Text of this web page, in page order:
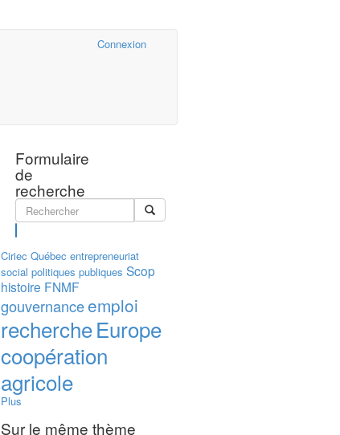
Connexion
Formulaire
de
recherche
Ciriec Québec entrepreneuriat
social politiques publiques Scop
histoire FNMF
gouvernanceemploi
rechercheEurope
coopération
agricole
Plus
Sur le même thème